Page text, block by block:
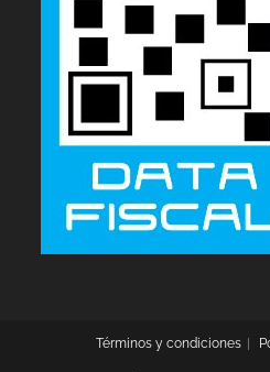
Términos y condiciones